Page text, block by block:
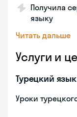
Получила
языку
Читать дальше
Услуги и
Турецкий язык
Уроки